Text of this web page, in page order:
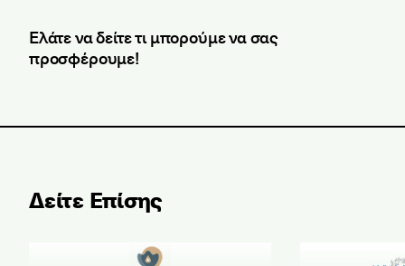
Ελάτε να δείτε τι μπορούμε να σας
προσφέρουμε!
Δείτε Επίσης
Αποτελέσματα Εξετάσεων Ελληνομάθειας Μαΐου